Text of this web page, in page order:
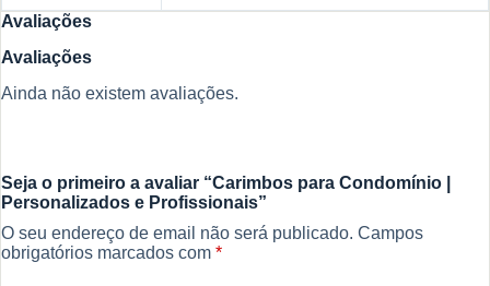
Avaliações
Avaliações
Ainda não existem avaliações.
Seja o primeiro a avaliar “Carimbos para Condomínio |
Personalizados e Profissionais”
O seu endereço de email não será publicado. Campos
obrigatórios marcados com *